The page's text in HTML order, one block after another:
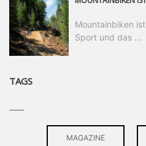
Mountainbiken
Sport und das ...
TAGS
MAGAZINE